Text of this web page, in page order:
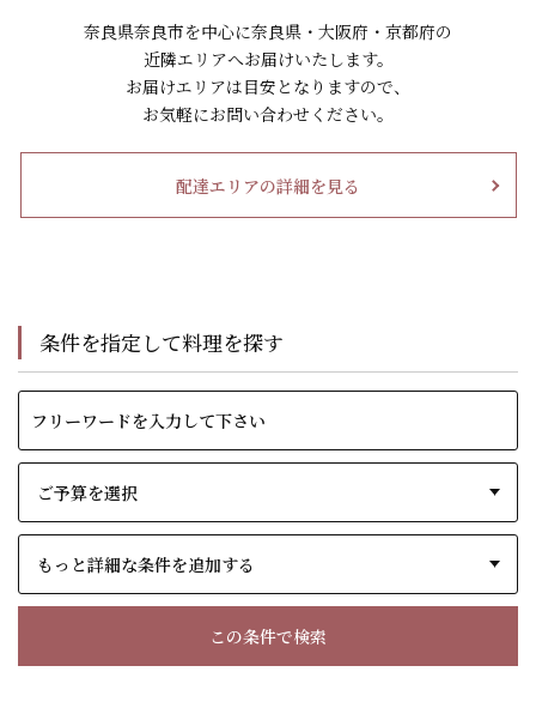
奈良県奈良市を中心に奈良県・大阪府・京都府の
近隣エリアへお届けいたします。
お届けエリアは目安となりますので、
お気軽にお問い合わせください。
配達エリアの詳細を見る
条件を指定して料理を探す
もっと詳細な条件を追加する
この条件で検索